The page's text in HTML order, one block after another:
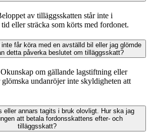
av tilläggsskatten står inte i
eller sträcka som körts med fordonet.
får köra med en avställd bil eller jag glömde
detta påverka beslutet om tilläggsskatt?
om gällande lagstiftning eller
undanröjer inte skyldigheten att
eller annars tagits i bruk olovligt. Hur ska jag
att betala fordonsskattens efter- och
tilläggsskatt?